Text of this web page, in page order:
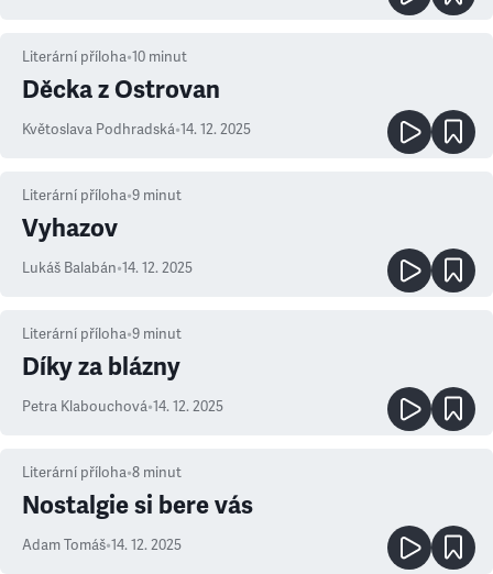
Literární příloha•10 minut
Děcka z Ostrovan
Květoslava Podhradská•14. 12. 2025
Literární příloha•9 minut
Vyhazov
Lukáš Balabán•14. 12. 2025
Literární příloha•9 minut
Díky za blázny
Petra Klabouchová•14. 12. 2025
Literární příloha•8 minut
Nostalgie si bere vás
Adam Tomáš•14. 12. 2025